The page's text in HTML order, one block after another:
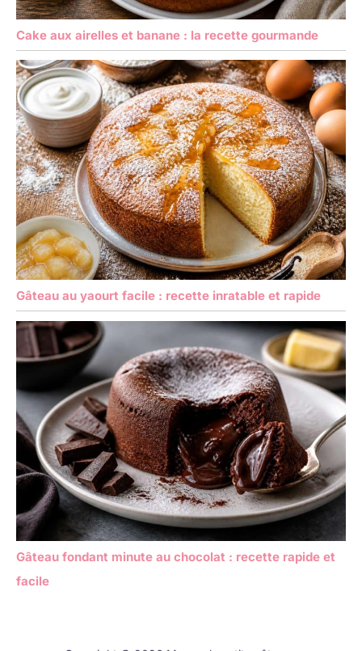
Cake aux airelles et banane : la recette gourmande
Gâteau au yaourt facile : recette inratable et rapide
Gâteau fondant minute au chocolat : recette rapide et
facile